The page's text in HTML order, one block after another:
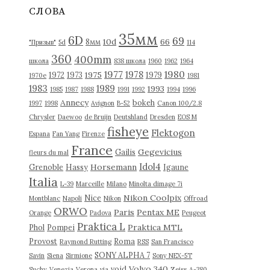
в
СЛОВА
"Призыв" 5d 6D 8мм 10d 35мм 66 69 114
школа 360 400mm 838 школа 1960 1962 1964
1970е 1972 1973 1975 1977 1978 1979 1980 1981
1983 1985 1987 1988 1989 1991 1992 1993 1994 1996
1997 1998 Annecy Avignon B-52 bokeh Canon 100/2.8
Chrysler Daewoo de Bruijn Deutshland Dresden EOS M
Espana Fan Yang Firenze fisheye Flektogon
fleurs du mal France Gailis Gegevicius
Grenoble Hassy Horsemann Idol4 Igaune
Italia L-39 Marceille Milano Minolta dimage 7i
Montblanc Napoli Nice Nikon Nikon Coolpix Offroad
Orange ORWO Padova Paris Pentax ME Peugeot
Phol Pompei Praktica L Praktica MTL
Provost Raymond Rutting Roma RSS San Francisco
Savin Siena Sirmione SONY ALPHA 7 Sony NEX-5T